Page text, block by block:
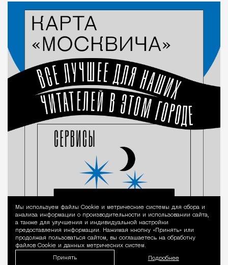
Уведомление
Мы используем файлы Сookie и метрические системы для сбора и
анализа информации о производительности и использовании сайта,
а также для улучшения и индивидуальной настройки
предоставления информации. Нажимая кнопку «Принять» или
продолжая пользоваться сайтом, вы соглашаетесь на обработку
файлов Cookie и данных метрических систем.
Принять Подробнее